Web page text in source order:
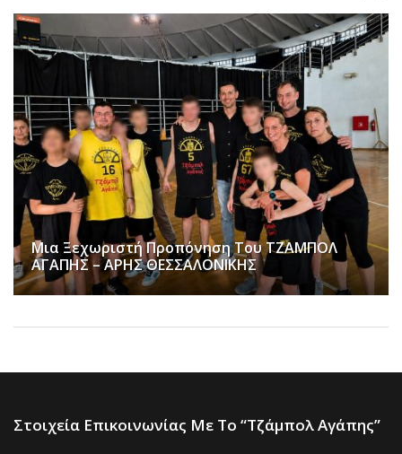
Μια Ξεχωριστή Προπόνηση Του ΤΖΑΜΠΟΛ
ΑΓΑΠΗΣ – ΑΡΗΣ ΘΕΣΣΑΛΟΝΙΚΗΣ
Στοιχεία Επικοινωνίας Με Το “Τζάμπολ Αγάπης”